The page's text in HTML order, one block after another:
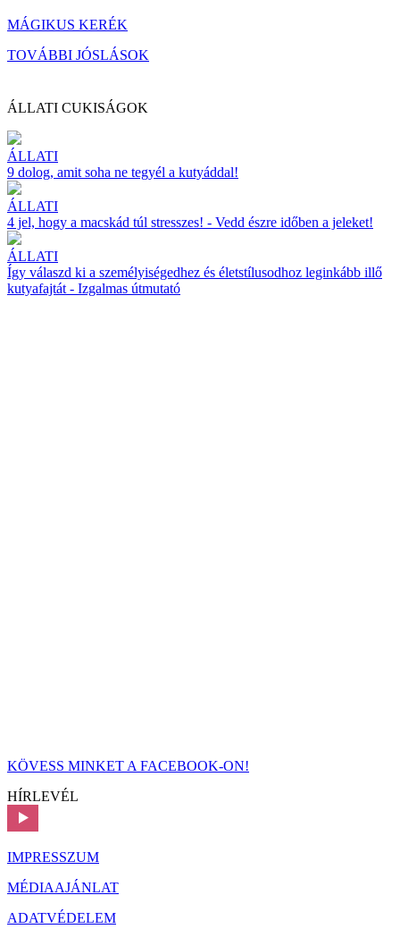
MÁGIKUS KERÉK
TOVÁBBI JÓSLÁSOK
ÁLLATI CUKISÁGOK
ÁLLATI
9 dolog, amit soha ne tegyél a kutyáddal!
ÁLLATI
4 jel, hogy a macskád túl stresszes! - Vedd észre időben a jeleket!
ÁLLATI
Így válaszd ki a személyiségedhez és életstílusodhoz leginkább illő
kutyafajtát - Izgalmas útmutató
KÖVESS MINKET A FACEBOOK-ON!
HÍRLEVÉL
IMPRESSZUM
MÉDIAAJÁNLAT
ADATVÉDELEM